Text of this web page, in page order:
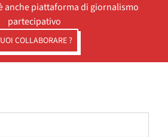
anche piattaforma di giornalismo
partecipativo
COLLABORARE ?